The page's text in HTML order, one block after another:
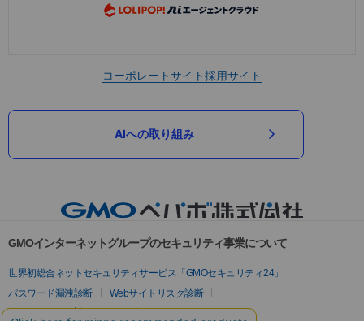
コーポレートサイト採用サイト
AIへの取り組み
GMOインターネットグループのセキュリティ事業について
世界初総合ネットセキュリティサービス「GMOセキュリティ24」
パスワード漏洩診断
Webサイトリスク診断
セキュリティ相談AIチャットボット